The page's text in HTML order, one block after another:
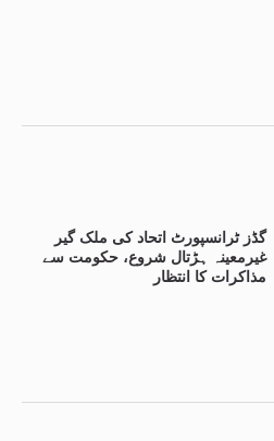
گڈز ٹرانسپورٹ اتحاد کی ملک گیر
غیرمعینہ ہڑتال شروع، حکومت سے
مذاکرات کا انتظار